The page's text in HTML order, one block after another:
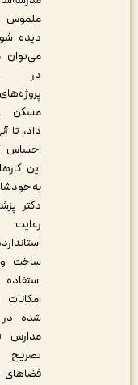
ملموس باشد و
دیده شود، حتی
می‌توان مردم را
در مدیریت
پروژه‌های ساخت
مسکن مشارکت
داد، تا آنها واقعا
احساس کنند که
این کارها متعلق
به خودشان است.
دکتر پزشکیان بر
رعایت آخرین
استانداردهای
ساخت و ساز و
استفاده از
امکانات به روز
شده در ساخت
مدارس تاکید و
تصریح کرد:
فضاهای آموزشی